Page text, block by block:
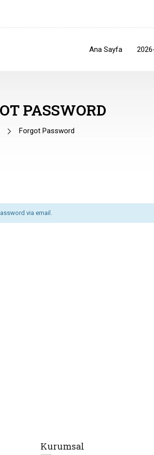
Ana Sayfa
PASSWORD
Forgot Password
via email.
Kurumsal